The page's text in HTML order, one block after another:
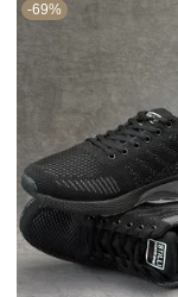
-69%